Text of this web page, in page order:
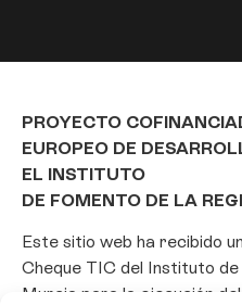
PROYECTO
EUROPEO DE
EL INSTITUTO
DE FOMENTO DE LA
Este sitio web ha recibido
Cheque TIC del Instituto
Murcia para la ejecución